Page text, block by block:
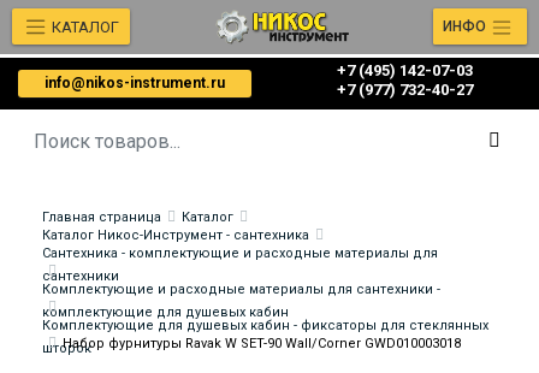
info@nikos-instrument.ru
+7 (495) 142-07-03
‎‎+7 (977) 732-40-27
КАТАЛОГ ИНФО
Главная страница
Каталог
Каталог Никос-Инструмент - сантехника
Сантехника - комплектующие и расходные материалы для
сантехники
Комплектующие и расходные материалы для сантехники -
комплектующие для душевых кабин
Комплектующие для душевых кабин - фиксаторы для стеклянных
шторок
Набор фурнитуры Ravak W SET-90 Wall/Corner GWD010003018